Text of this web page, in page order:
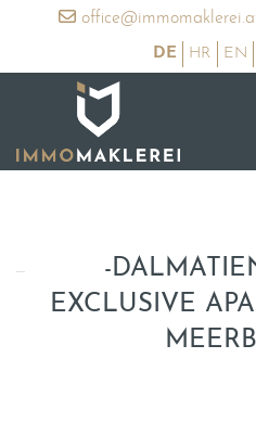
DE HR EN
-
EXCLUSIVE